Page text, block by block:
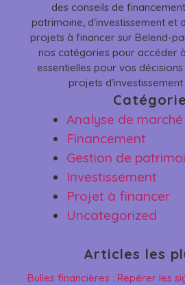
des conseils de
patrimoine, d'investissement et
projets à financer sur Belend-
nos catégories pour accéder
essentielles pour vos
projets
Analyse de marché
Financement
Gestion de
Investissement
Projet à financer
Uncategorized
Articles les
Bulles financières : Repérer les